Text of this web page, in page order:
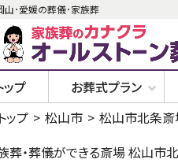
山･愛媛の葬儀･家族葬
ップ お葬式プラン
ップ 松山市 松山市北条斎